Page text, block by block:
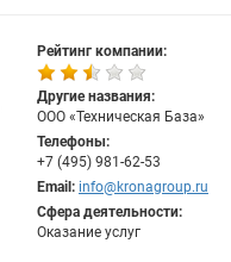
Рейтинг компании:
Другие названия:
ООО «Техническая База»
Телефоны:
+7 (495) 981-62-53
Email: info@kronagroup.ru
Сфера деятельности:
Оказание услуг